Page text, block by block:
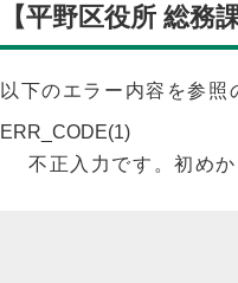
【平野区役所 総務
以下のエラー内容を参照
ERR_CODE(1)
不正入力です。初め